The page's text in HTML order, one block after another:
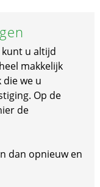
u altijd
makkelijk
we u
Op de
de
dan opnieuw en